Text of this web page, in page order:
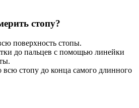
стопу?
поверхность стопы.
до пальцев с помощью линейки
стопу до конца самого длинного